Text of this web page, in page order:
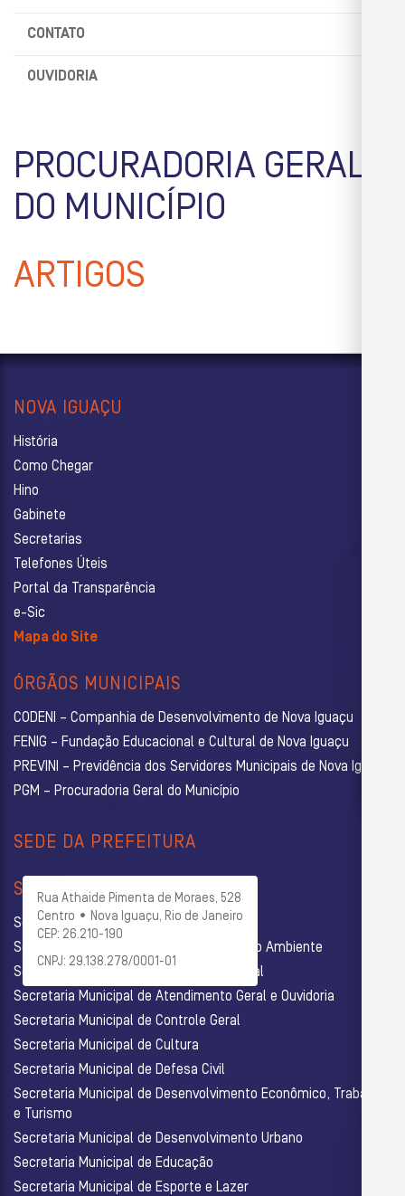
CONTATO
OUVIDORIA
PROCURADORIA GERAL
DO MUNICÍPIO
ARTIGOS
NOVA IGUAÇU
História
Como Chegar
Hino
Gabinete
Secretarias
Telefones Úteis
Portal da Transparência
e-Sic
Mapa do Site
ÓRGÃOS MUNICIPAIS
CODENI – Companhia de Desenvolvimento de Nova Iguaçu
FENIG – Fundação Educacional e Cultural de Nova Iguaçu
PREVINI – Previdência dos Servidores Municipais de Nova Iguaçu
PGM – Procuradoria Geral do Município
SEDE DA PREFEITURA
Rua Athaide Pimenta de Moraes, 528
Centro • Nova Iguaçu, Rio de Janeiro
CEP: 26.210-190
CNPJ: 29.138.278/0001-01
SECRETARIAS
Secretaria Municipal de Administração
Secretaria Municipal de Agricultura e Meio Ambiente
Secretaria Municipal de Assistência Social
Secretaria Municipal de Atendimento Geral e Ouvidoria
Secretaria Municipal de Controle Geral
Secretaria Municipal de Cultura
Secretaria Municipal de Defesa Civil
Secretaria Municipal de Desenvolvimento Econômico, Trabalho
e Turismo
Secretaria Municipal de Desenvolvimento Urbano
Secretaria Municipal de Educação
Secretaria Municipal de Esporte e Lazer